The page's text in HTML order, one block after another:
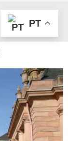
PT